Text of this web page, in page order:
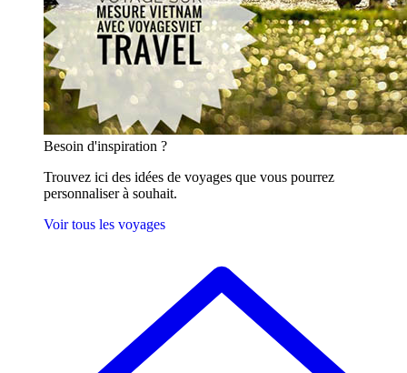
Besoin d'inspiration ?
Trouvez ici des idées de voyages que vous pourrez
personnaliser à souhait.
Voir tous les voyages